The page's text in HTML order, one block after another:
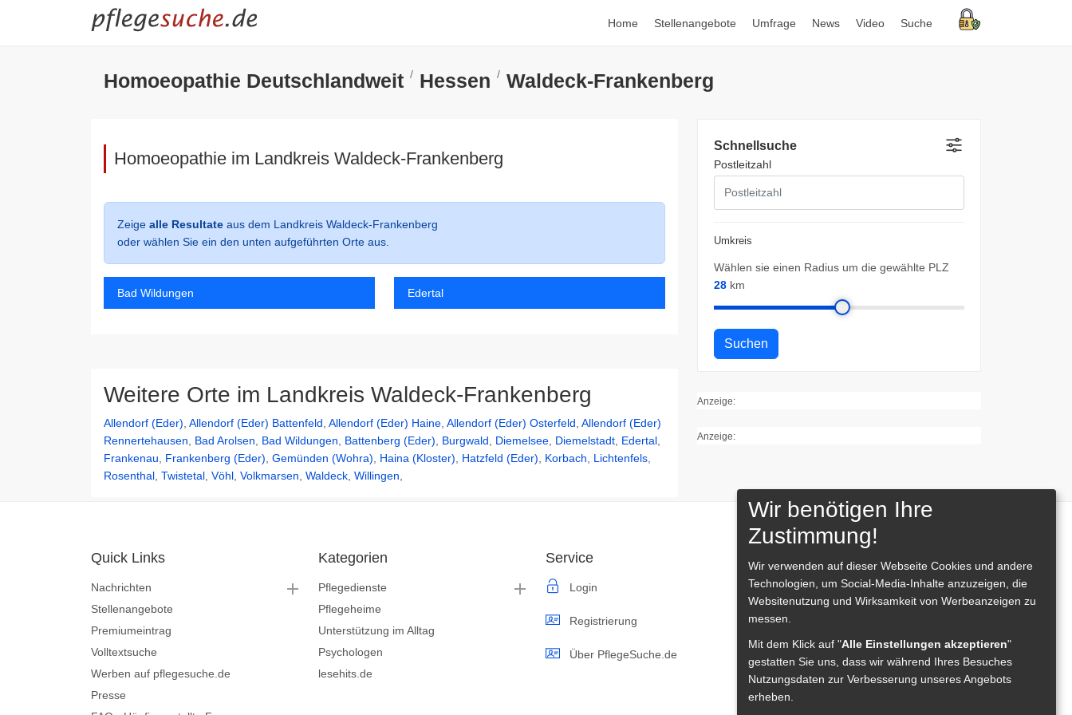
Homoeopathie Deutschlandweit Hessen Waldeck-Frankenberg
Homoeopathie im Landkreis Waldeck-Frankenberg
Zeige alle Resultate aus dem Landkreis Waldeck-Frankenberg
oder wählen Sie ein den unten aufgeführten Orte aus.
Bad Wildungen Edertal
Weitere Orte im Landkreis Waldeck-Frankenberg
Allendorf (Eder) Allendorf (Eder) Battenfeld Allendorf (Eder) Haine Allendorf (Eder) Osterfeld Allendorf (Eder)
Rennertehausen
Bad Arolsen Bad Wildungen Battenberg (Eder) Burgwald Diemelsee Diemelstadt Edertal
Frankenau
Frankenberg (Eder) Gemünden (Wohra) Haina (Kloster) Hatzfeld (Eder) Korbach Lichtenfels
Rosenthal Twistetal Vöhl Volkmarsen Waldeck Willingen
Schnellsuche
Postleitzahl
Umkreis
Wählen sie einen Radius um die gewählte PLZ
28 km
Anzeige:
Anzeige:
Quick Links
Nachrichten
Stellenangebote
Premiumeintrag
Volltextsuche
Werben auf pflegesuche.de
Presse
Kategorien
Pflegedienste
Pflegeheime
Unterstützung im Alltag
Psychologen
lesehits.de
Service
Login
Registrierung
Über PflegeSuche.de
Home Stellenangebote Umfrage News Video Suche
Wir benötigen Ihre
Zustimmung!
Wir verwenden auf dieser Webseite Cookies und andere
Technologien, um Social-Media-Inhalte anzuzeigen, die
Websitenutzung und Wirksamkeit von Werbeanzeigen zu
messen.
Mit dem Klick auf "Alle Einstellungen akzeptieren"
gestatten Sie uns, dass wir während Ihres Besuches
Nutzungsdaten zur Verbesserung unseres Angebots
erheben.